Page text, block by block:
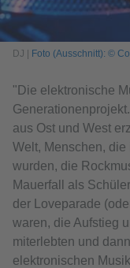
DJ | Foto (Ausschnitt): ©
"Die elektronische
aus Ost und West
Welt, Menschen,
wurden, die
Mauerfall als
der Loveparade
waren, die Aufstieg
miterlebten und
elektronischen